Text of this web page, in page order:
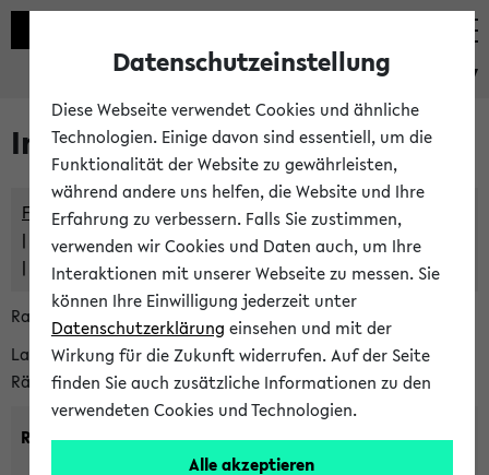
eKVV
Im eKVV verwaltete Räume
Freie Räume und Veranstaltungsüberschneidungen
Raumüberschneidungen
Hinweise der zentralen Raumvergabe
Raumanfragen:
raumvergabe@uni-bielefeld.de
Lassen Sie sich alle Räume anzeigen oder suchen Sie nach
Räumen mit bestimmten Eigenschaften:
Raumkriterien:
Datenschutzeinstellung
Diese Webseite verwendet Cookies und ähnliche
Technologien. Einige davon sind essentiell, um die
Funktionalität der Website zu gewährleisten,
während andere uns helfen, die Website und Ihre
Erfahrung zu verbessern. Falls Sie zustimmen,
verwenden wir Cookies und Daten auch, um Ihre
Interaktionen mit unserer Webseite zu messen. Sie
können Ihre Einwilligung jederzeit unter
Datenschutzerklärung einsehen und mit der
Wirkung für die Zukunft widerrufen. Auf der Seite
finden Sie auch zusätzliche Informationen zu den
verwendeten Cookies und Technologien.
Alle akzeptieren